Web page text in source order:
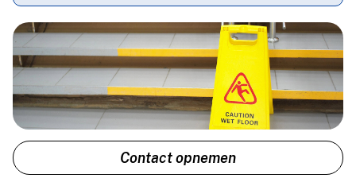
Contact opnemen